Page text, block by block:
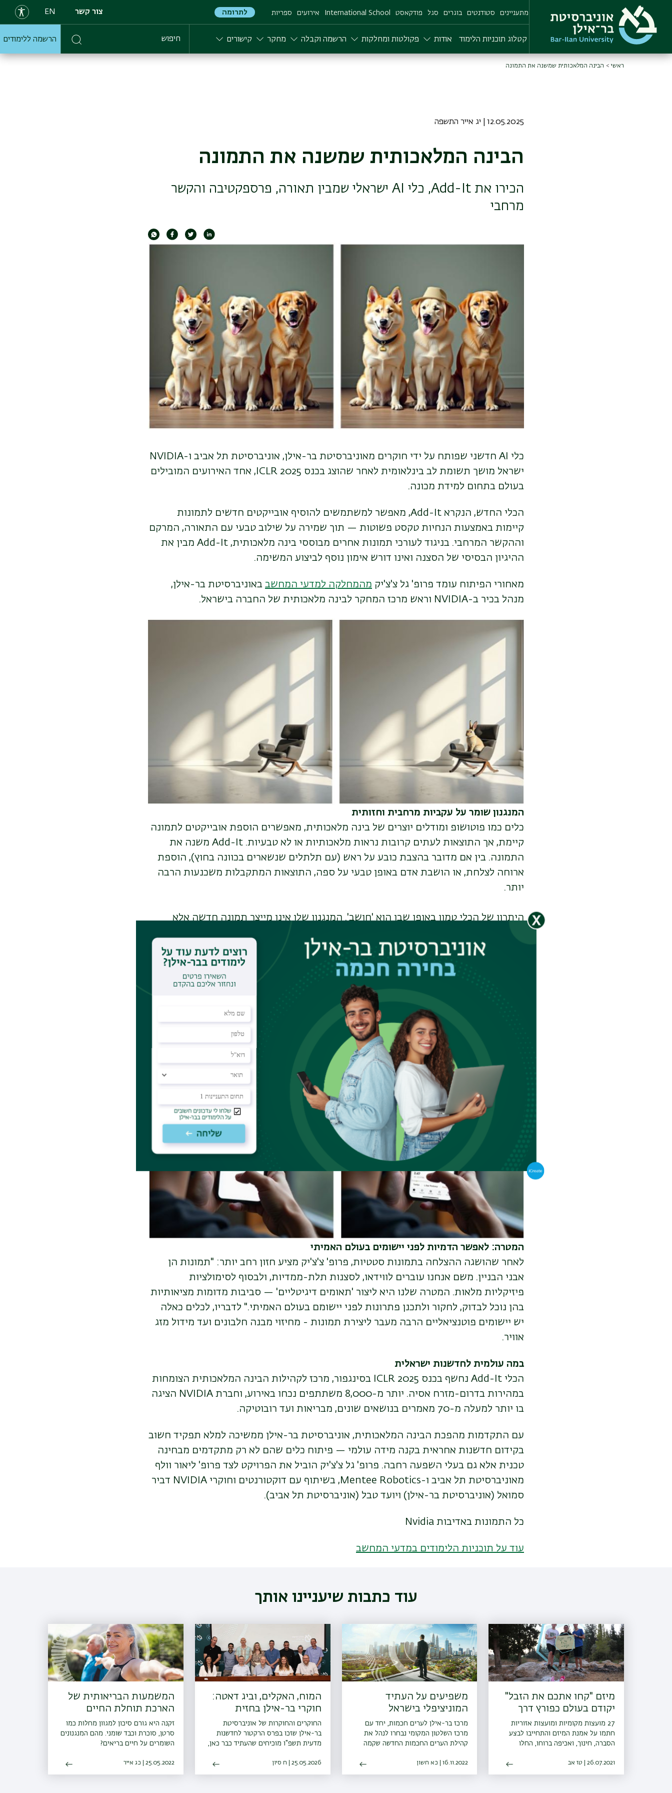
main
content
מתעניינים סטודנטים בוגרים סגל פודקאסט International School אירועים ספריות לתרומה צור קשר EN
קטלוג תוכניות הלימוד אודות פקולטות ומחלקות הרשמה וקבלה מחקר קישורים חיפוש הרשמה ללימודים
ראשי הבינה המלאכותית שמשנה את התמונה
12.05.2025 | יג אייר התשפה
הבינה המלאכותית שמשנה את התמונה
הכירו את Add-It, כלי AI ישראלי שמבין תאורה, פרספקטיבה והקשר
מרחבי
תמונה
כלי AI חדשני שפותח על ידי חוקרים מאוניברסיטת בר-אילן, אוניברסיטת תל אביב ו-NVIDIA
ישראל מושך תשומת לב בינלאומית לאחר שהוצג בכנס ICLR 2025 , אחד האירועים המובילים
בעולם בתחום למידת מכונה.
הכלי החדש, הנקרא
מאפשר למשתמשים להוסיף אובייקטים חדשים לתמונות
קיימות באמצעות הנחיות טקסט פשוטות — תוך שמירה על שילוב טבעי עם התאורה, המרקם
וההקשר המרחבי. בניגוד לעורכי תמונות אחרים מבוססי בינה מלאכותית, Add-It
מבין את
ההיגיון הבסיסי של הסצנה ואינו דורש אימון נוסף לביצוע המשימה.
מאחורי הפיתוח עומד פרופ' גל צ'צ'יק מהמחלקה למדעי המחשב באוניברסיטת בר-אילן,
מנהל בכיר ב-NVIDIA וראש מרכז המחקר לבינה מלאכותית של החברה בישראל.
המנגנון שומר על עקביות מרחבית וחזותית
כלים כמו פוטושופ ומודלים יוצרים של בינה מלאכותית, מאפשרים הוספת אובייקטים לתמונה
קיימת, אך התוצאות לעתים קרובות נראות מלאכותיות או לא טבעיות. Add-It
משנה את
התמונה. בין אם מדובר בהצבת כובע על ראש (עם תלתלים שנשארים בכוונה בחוץ), הוספת
ארוחה לצלחת, או הושבת אדם באופן טבעי על ספה, התוצאות המתקבלות משכנעות הרבה
יותר.
היתרון של הכלי טמון באופן שבו הוא 'חושב'. המנגנון שלו אינו מייצר תמונה חדשה אלא
שנוצר על ידי הבינה המלאכותית. שילוב שלושת המקורות מאפשר לשמור על עקביות
.
לדברי פרופ' צ'צ'יק, הוספת אובייקט חדש לסצנה מורכבת באמצעות קלט טקסט בלבד היא
אתגר לא פשוט. "היא דורשת לשמור על שלמות התמונה המקורית תוך שילוב חלק של
האובייקט החדש. מודלים קיימים מתקשים באיזון הזה, אך
הראה תוצאות משופרות
— שהועדפו על ידי מעריכים אנושיים ב-80% מהמקרים
המטרה: לאפשר הדמיות לפני יישומים בעולם האמיתי
לאחר שהושגה ההצלחה בתמונות סטטיות, פרופ' צ'צ'יק מציע חזון רחב יותר: "תמונות הן
אבני הבניין. משם אנחנו עוברים לווידאו, לסצנות תלת-ממדיות, ולבסוף לסימולציות
פיזיקליות מלאות. המטרה שלנו היא ליצור 'תאומים דיגיטליים' — סביבות מדומות מציאותיות
בהן נוכל לבדוק, לחקור ולתכנן פתרונות לפני יישומם בעולם האמיתי." לדבריו, לכלים כאלה
יש יישומים פוטנציאליים הרבה מעבר ליצירת תמונות - מחיזוי מבנה חלבונים ועד מידול מזג
אוויר.
במה עולמית לחדשנות ישראלית
הכלי Add-It
נחשף בכנס
בסינגפור, מרכז לקהילות הבינה המלאכותית הצומחות
במהירות בדרום-מזרח אסיה. יותר מ-8,000 משתתפים נכחו באירוע, וחברת
NVIDIA הציגה
בו יותר למעלה מ-70 מאמרים בנושאים שונים, מבריאות ועד רובוטיקה.
עם התקדמות מהפכת הבינה המלאכותית, אוניברסיטת בר-אילן ממשיכה למלא תפקיד חשוב
בקידום חדשנות אחראית בקנה מידה עולמי — פיתוח כלים שהם לא רק מתקדמים מבחינה
טכנית אלא גם בעלי השפעה רחבה. פרופ' גל צ'צ'יק הוביל את הפרויקט לצד פרופ' ליאור וולף
מאוניברסיטת תל אביב ו-Mentee Robotics, בשיתוף עם דוקטורנטים וחוקרי
דביר
סמואל (אוניברסיטת בר-אילן) ויועד טבל (אוניברסיטת תל אביב).
כל התמונות באדיבות Nvidia
עוד על תוכניות הלימודים במדעי המחשב
עוד כתבות שיעניינו אותך
מיזם "קחו אתכם את הזבל"
יקודם בעולם כפורץ דרך
27 מועצות מקומיות ומועצות אזוריות
חתמו על אמנת המיזם והתחייבו לבצע
הסברה, חינוך, ואכיפה ברוחו, החלו
ו-30 רשויות נוספות הביעו נכונות
להצטרף גם הן למיזם
26.07.2021 | טז אב
משפיעים על העתיד
המוניציפלי בישראל
מרכז בר-אילן לערים חכמות, יחד עם
מרכז השלטון המקומי נבחרו לנהל את
קהילת הערים החכמות החדשה שקמה
לשיפור משמעותי בהתמודדות עם
האתגרים המוניציפליים בעזרת טכנולוגיות
16.11.2022 | כא חשון
המוח, האקלים, וביג דאטה:
חוקרי בר-אילן בחזית
המחקר
החוקרים והחוקרות של אוניברסיטת
בר-אילן שזכו בפרס הרקטור לחדשנות
מדעית תשפ"ו מוכיחים שהעתיד כבר כאן,
המרד החשמונאים
25.05.2026 | ח סיון
המשמעות הבריאותית של
הארכת תוחלת החיים
זקנה היא גורם סיכון למגוון מחלות כמו
סרטן, סוכרת וכבד שומני. מהם המנגנונים
השומרים על חיים בריאים?
25.05.2022 | כג אייר